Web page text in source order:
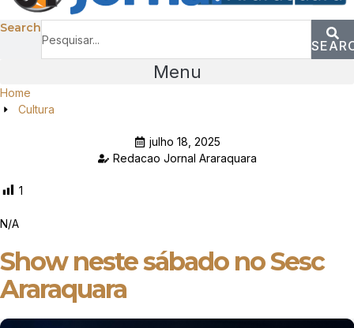
Search
Menu
Home
Cultura
julho 18, 2025
Redacao Jornal Araraquara
1
N/A
Show neste sábado no Sesc
Araraquara